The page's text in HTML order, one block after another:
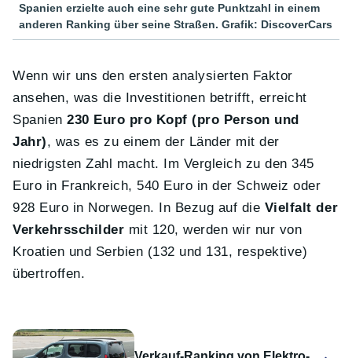
Spanien erzielte auch eine sehr gute Punktzahl in einem
anderen Ranking über seine Straßen. Grafik: DiscoverCars
Wenn wir uns den ersten analysierten Faktor
ansehen, was die Investitionen betrifft, erreicht
Spanien230 Euro pro Kopf (pro Person und
Jahr), was es zu einem der Länder mit der
niedrigsten Zahl macht. Im Vergleich zu den 345
Euro in Frankreich, 540 Euro in der Schweiz oder
928 Euro in Norwegen. In Bezug auf die Vielfalt der
Verkehrsschilder mit 120, werden wir nur von
Kroatien und Serbien (132 und 131, respektive)
übertroffen.